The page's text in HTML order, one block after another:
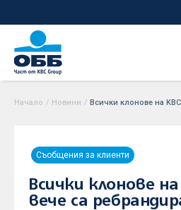
Начало / Новини / Всички клонове на
Съобщения за клиенти
Всички клонове
вече са